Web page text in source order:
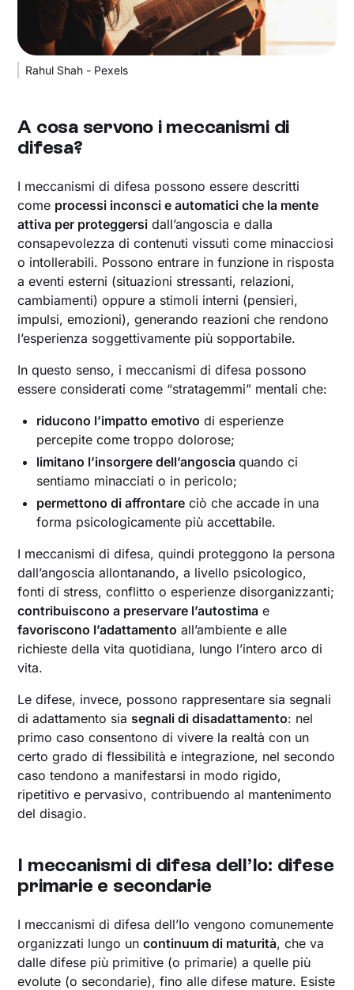
Rahul Shah - Pexels
A cosa servono i meccanismi di
difesa?
I meccanismi di difesa possono essere descritti
come processi inconsci e automatici che la mente
attiva per proteggersi dall’angoscia e dalla
consapevolezza di contenuti vissuti come minacciosi
o intollerabili. Possono entrare in funzione in risposta
a eventi esterni (situazioni stressanti, relazioni,
cambiamenti) oppure a stimoli interni (pensieri,
impulsi, emozioni), generando reazioni che rendono
l’esperienza soggettivamente più sopportabile.
In questo senso, i meccanismi di difesa possono
essere considerati come “stratagemmi” mentali che:
riducono l’impatto emotivo di esperienze
percepite come troppo dolorose;
limitano l’insorgere dell’angosciaquando ci
sentiamo minacciati o in pericolo;
permettono di affrontare ciò che accade in una
forma psicologicamente più accettabile.
I meccanismi di difesa, quindi proteggono la persona
dall’angoscia allontanando, a livello psicologico,
fonti di stress, conflitto o esperienze disorganizzanti;
contribuiscono a preservare l’autostima e
favoriscono l’adattamento all’ambiente e alle
richieste della vita quotidiana, lungo l’intero arco di
vita.
Le difese, invece, possono rappresentare sia segnali
di adattamento sia segnali di disadattamento: nel
primo caso consentono di vivere la realtà con un
certo grado di flessibilità e integrazione, nel secondo
caso tendono a manifestarsi in modo rigido,
ripetitivo e pervasivo, contribuendo al mantenimento
del disagio.
I meccanismi di difesa dell’Io: difese
primarie e secondarie
I meccanismi di difesa dell’Io vengono comunemente
organizzati lungo uncontinuum di maturità, che va
dalle difese più primitive (o primarie) a quelle più
evolute (o secondarie), fino alle difese mature. Esiste